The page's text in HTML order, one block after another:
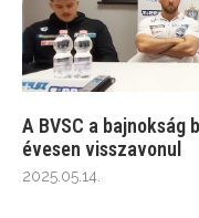
A BVSC a bajnokság
évesen visszavonul
2025.05.14.